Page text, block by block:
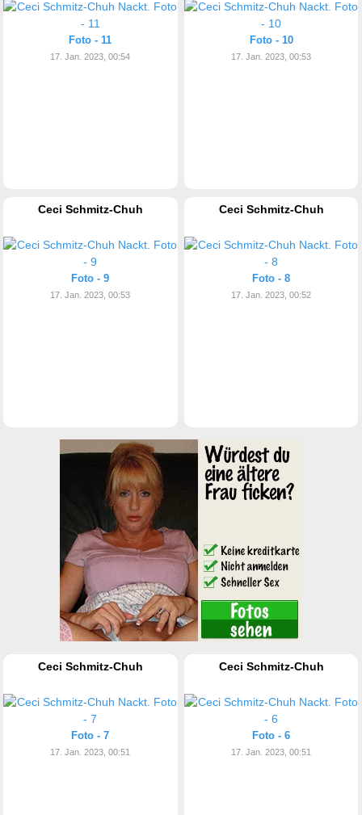
Foto - 11
17. Jan. 2023, 00:54
Foto - 10
17. Jan. 2023, 00:53
Ceci Schmitz-Chuh
Foto - 9
17. Jan. 2023, 00:53
Ceci Schmitz-Chuh
Foto - 8
17. Jan. 2023, 00:52
Ceci Schmitz-Chuh
Foto - 7
17. Jan. 2023, 00:51
Ceci Schmitz-Chuh
Foto - 6
17. Jan. 2023, 00:51